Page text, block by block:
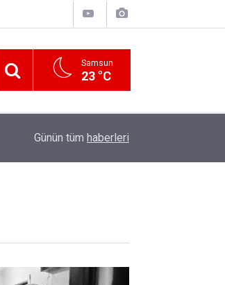
Samsun
23 °C
30 ilde DEAŞ terör örgütüne yönelik operasyon!
Günün tüm haberleri